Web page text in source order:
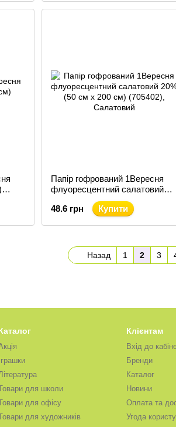
Папір гофрований 1Вересня
флуоресцентний салатовий
20% (50 см х 200 см) (705402)
48.6 грн
Купити
Назад 1 2 3
Іграшки
для школи
для офісу
для художників
Клієнтам
Вхід до
Бренди
Каталог
Новини
Оплата та
Угода